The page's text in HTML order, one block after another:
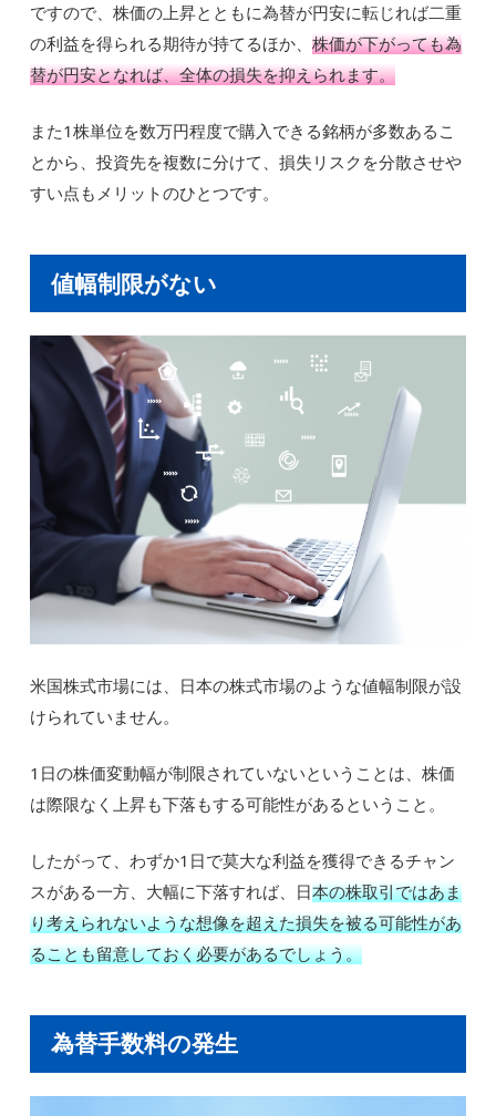
ですので、株価の上昇とともに為替が円安に転じれば二重
の利益を得られる期待が持てるほか、株価が下がっても為
替が円安となれば、全体の損失を抑えられます。
また1株単位を数万円程度で購入できる銘柄が多数あるこ
とから、投資先を複数に分けて、損失リスクを分散させや
すい点もメリットのひとつです。
値幅制限がない
米国株式市場には、日本の株式市場のような値幅制限が設
けられていません。
1日の株価変動幅が制限されていないということは、株価
は際限なく上昇も下落もする可能性があるということ。
したがって、わずか1日で莫大な利益を獲得できるチャン
スがある一方、大幅に下落すれば、日本の株取引ではあま
り考えられないような想像を超えた損失を被る可能性があ
ることも留意しておく必要があるでしょう。
為替手数料の発生